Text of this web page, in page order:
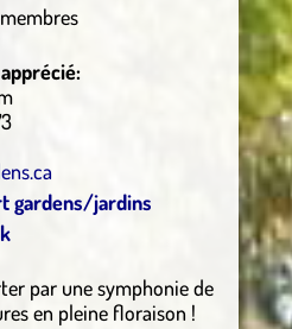
gardens/jardins
par une symphonie de
en pleine floraison !